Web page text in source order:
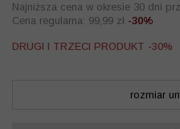
Najniższa cena w okresie 30 dni
Cena regularna: 99,99 zł -30%
DRUGI I TRZECI PRODUKT -30%
rozmiar